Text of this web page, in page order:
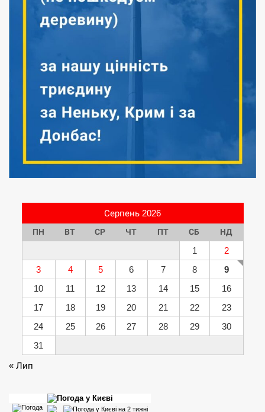
Серпень 2026
ПН ВТ СР ЧТ ПТ СБ НД
1
2
3
4 5 6 7 8
9
10
11 12 13 14 15
16
17
18 19 20 21 22
23
24
25 26 27 28 29
30
31
« Лип